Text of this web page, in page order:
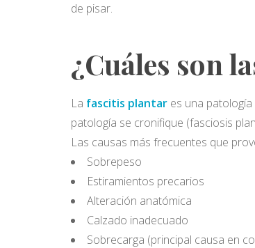
de pisar.
¿Cuáles son
La fascitis plantar es una
patología se cronifique (fasciosis
Las causas más frecuentes que
Sobrepeso
Estiramientos precarios
Alteración anatómica
Calzado inadecuado
Sobrecarga (principal causa en